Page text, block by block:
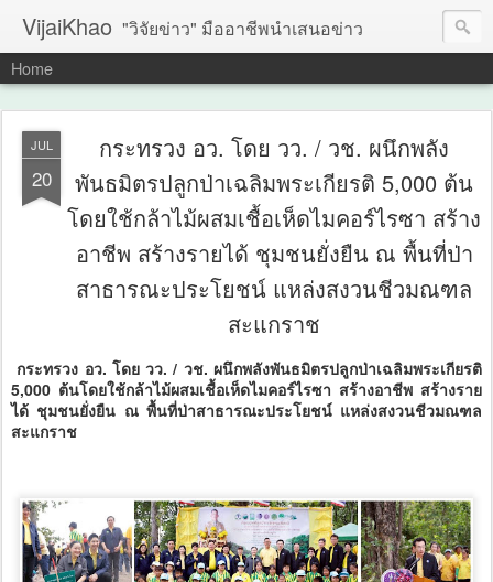
VijaiKhao "วิจัยข่าว" มืออาชีพนำเสนอข่าว
Home
JUL
20
กระทรวง อว. โดย วว. / วช. ผนึกพลัง
พันธมิตรปลูกป่าเฉลิมพระเกียรติ 5,000 ต้น
โดยใช้กล้าไม้ผสมเชื้อเห็ดไมคอร์ไรซา สร้าง
อาชีพ สร้างรายได้ ชุมชนยั่งยืน ณ พื้นที่ป่า
สาธารณะประโยชน์ แหล่งสงวนชีวมณฑล
สะแกราช
กระทรวง อว. โดย วว. / วช. ผนึกพลังพันธมิตรปลูกป่าเฉลิมพระเกียรติ
5,000 ต้นโดยใช้กล้าไม้ผสมเชื้อเห็ดไมคอร์ไรซา สร้างอาชีพ สร้างราย
ได้ ชุมชนยั่งยืน ณ พื้นที่ป่าสาธารณะประโยชน์ แหล่งสงวนชีวมณฑล
สะแกราช